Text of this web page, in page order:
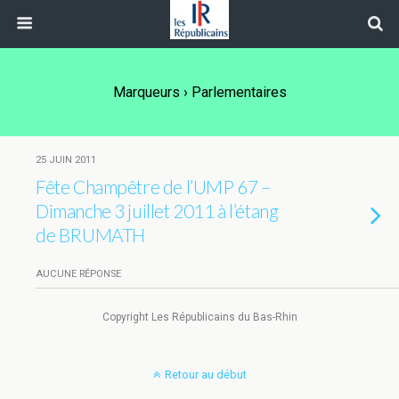
Marqueurs › Parlementaires
25 JUIN 2011
Fête Champêtre de l’UMP 67 –
Dimanche 3 juillet 2011 à l’étang
de BRUMATH
AUCUNE RÉPONSE
Copyright Les Républicains du Bas-Rhin
Retour au début